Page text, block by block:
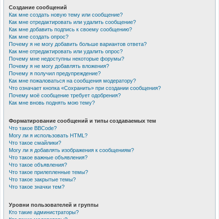
Создание сообщений
Как мне создать новую тему или сообщение?
Как мне отредактировать или удалить сообщение?
Как мне добавить подпись к своему сообщению?
Как мне создать опрос?
Почему я не могу добавить больше вариантов ответа?
Как мне отредактировать или удалить опрос?
Почему мне недоступны некоторые форумы?
Почему я не могу добавлять вложения?
Почему я получил предупреждение?
Как мне пожаловаться на сообщения модератору?
Что означает кнопка «Сохранить» при создании сообщения?
Почему моё сообщение требует одобрения?
Как мне вновь поднять мою тему?
Форматирование сообщений и типы создаваемых тем
Что такое BBCode?
Могу ли я использовать HTML?
Что такое смайлики?
Могу ли я добавлять изображения к сообщениям?
Что такое важные объявления?
Что такое объявления?
Что такое прилепленные темы?
Что такое закрытые темы?
Что такое значки тем?
Уровни пользователей и группы
Кто такие администраторы?